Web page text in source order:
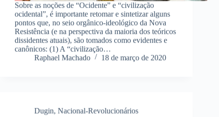
Sobre as noções de “Ocidente” e “civilização
ocidental”, é importante retomar e sintetizar alguns
pontos que, no seio orgânico-ideológico da Nova
Resistência (e na perspectiva da maioria dos teóricos
dissidentes atuais), são tomados como evidentes e
canônicos: (1) A “civilização…
Raphael Machado
18 de março de 2020
Dugin Nacional-Revolucionários